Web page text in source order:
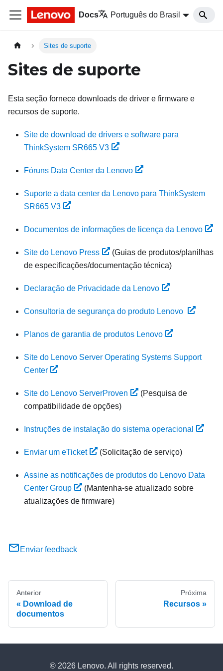
Docs Português do Brasil
Sites de suporte
Sites de suporte
Esta seção fornece downloads de driver e firmware e
recursos de suporte.
Site de download de drivers e software para
ThinkSystem SR665 V3
Fóruns Data Center da Lenovo
Suporte a data center da Lenovo para ThinkSystem
SR665 V3
Documentos de informações de licença da Lenovo
Site do Lenovo Press
(Guias de produtos/planilhas
de especificações/documentação técnica)
Declaração de Privacidade da Lenovo
Consultoria de segurança do produto Lenovo
Planos de garantia de produtos Lenovo
Site do Lenovo Server Operating Systems Support
Center
Site do Lenovo ServerProven
(Pesquisa de
compatibilidade de opções)
Instruções de instalação do sistema operacional
Enviar um eTicket (Solicitação de serviço)
Assine as notificações de produtos do Lenovo Data
Center Group
(Mantenha-se atualizado sobre
atualizações de firmware)
Enviar feedback
Anterior
Download de
documentos
Próxima
Recursos
© 2026 Lenovo. All rights reserved.